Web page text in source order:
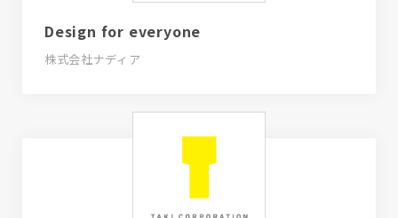
Design for everyone
株式会社ナディア